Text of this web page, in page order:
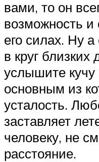
вами, то он
возможность и
его силах. Ну
в круг близких
услышите кучу
основным из
усталость.
заставляет
человеку, не
расстояние.